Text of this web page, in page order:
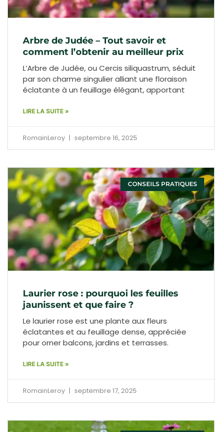
Arbre de Judée – Tout savoir et
comment l’obtenir au meilleur prix
L’Arbre de Judée, ou Cercis siliquastrum, séduit
par son charme singulier alliant une floraison
éclatante à un feuillage élégant, apportant
LIRE LA SUITE »
RomainLeroy septembre 16, 2025
CONSEILS PRATIQUES
Laurier rose : pourquoi les feuilles
jaunissent et que faire ?
Le laurier rose est une plante aux fleurs
éclatantes et au feuillage dense, appréciée
pour orner balcons, jardins et terrasses.
LIRE LA SUITE »
RomainLeroy septembre 17, 2025